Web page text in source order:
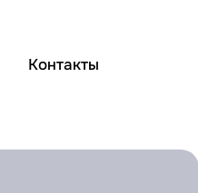
Контакты